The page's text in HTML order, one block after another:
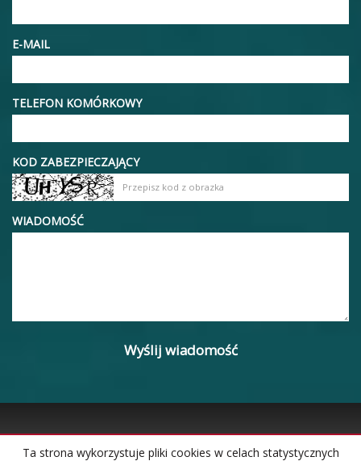
E-MAIL
TELEFON KOMÓRKOWY
KOD ZABEZPIECZAJĄCY
WIADOMOŚĆ
Ta strona wykorzystuje pliki cookies w celach statystycznych